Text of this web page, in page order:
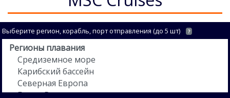
Выберите регион, корабль, порт отправления (до 5 шт) ?